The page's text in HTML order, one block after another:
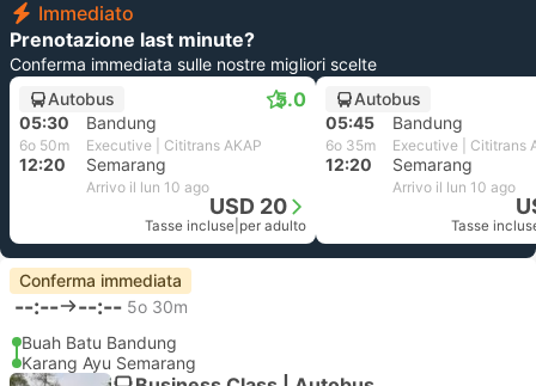
Immediato
Prenotazione last minute?
Conferma immediata sulle nostre migliori scelte
Autobus
5.0
05:30 Bandung
6o 50m Executive | Cititrans AKAP
12:20 Semarang
Arrivo il lun 10 ago
USD 20
Tasse incluse per adulto
Autobus
05:45
Bandung
6o 35m Executive | Cititrans
12:20 Semarang
Arrivo il lun 10 ago
Tasse
Conferma immediata
--:-- --:-- 5o 30m
Buah Batu Bandung
Karang Ayu Semarang